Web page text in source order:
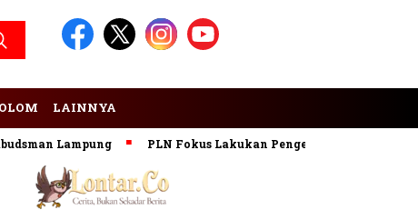
LAINNYA
PLN Fokus Lakukan Pengembangan Pembangkit EBT